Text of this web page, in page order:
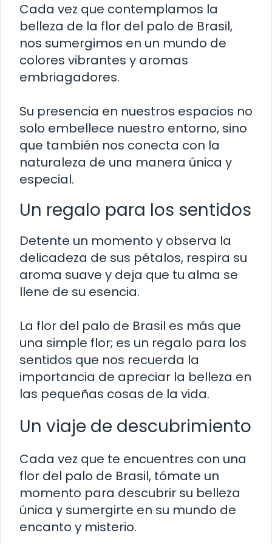
Cada vez que contemplamos la
belleza de la flor del palo de Brasil,
nos sumergimos en un mundo de
colores vibrantes y aromas
embriagadores.
Su presencia en nuestros espacios no
solo embellece nuestro entorno, sino
que también nos conecta con la
naturaleza de una manera única y
especial.
Un regalo para los sentidos
Detente un momento y observa la
delicadeza de sus pétalos, respira su
aroma suave y deja que tu alma se
llene de su esencia.
La flor del palo de Brasil es más que
una simple flor; es un regalo para los
sentidos que nos recuerda la
importancia de apreciar la belleza en
las pequeñas cosas de la vida.
Un viaje de descubrimiento
Cada vez que te encuentres con una
flor del palo de Brasil, tómate un
momento para descubrir su belleza
única y sumergirte en su mundo de
encanto y misterio.